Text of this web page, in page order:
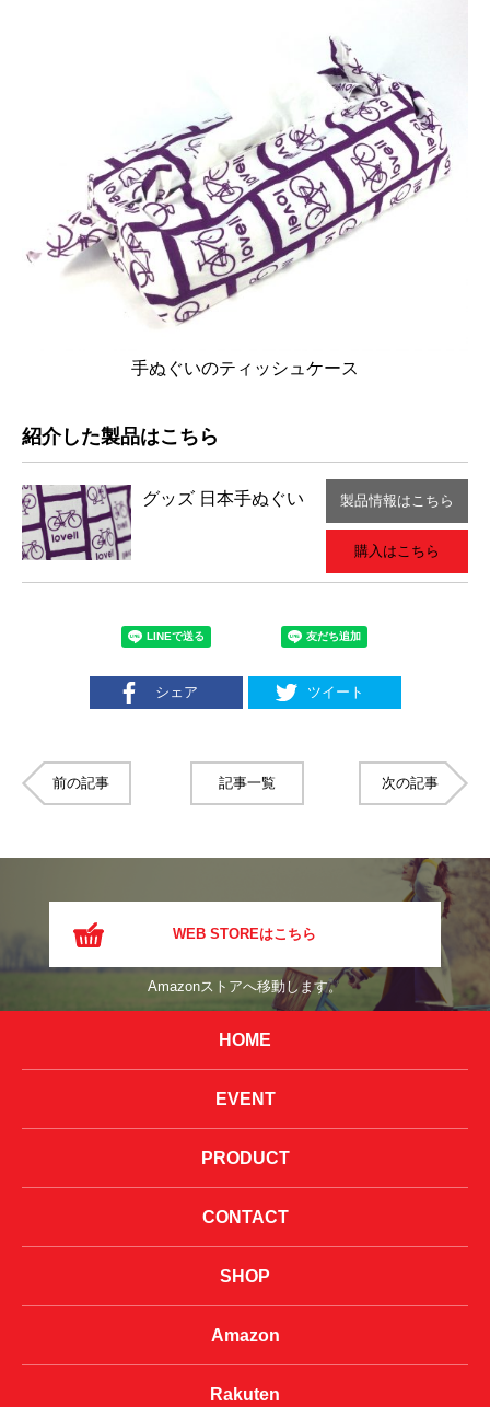
手ぬぐいのティッシュケース
紹介した製品はこちら
グッズ 日本手ぬぐい 製品情報はこちら
購入はこちら
シェア ツイート
前の記事 記事一覧 次の記事
WEB STOREはこちら
Amazonストアへ移動します。
HOME
EVENT
PRODUCT
CONTACT
SHOP
Amazon
Rakuten